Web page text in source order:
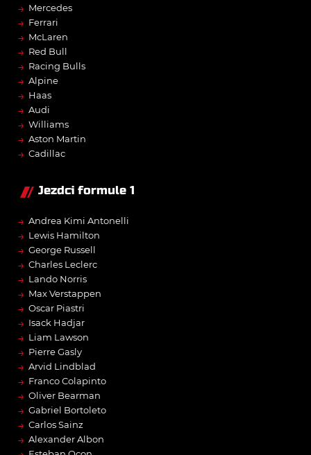
→ Mercedes
→ Ferrari
→ McLaren
→ Red Bull
→ Racing Bulls
→ Alpine
→ Haas
→ Audi
→ Williams
→ Aston Martin
→ Cadillac
Jezdci formule 1
→ Andrea Kimi Antonelli
→ Lewis Hamilton
→ George Russell
→ Charles Leclerc
→ Lando Norris
→ Max Verstappen
→ Oscar Piastri
→ Isack Hadjar
→ Liam Lawson
→ Pierre Gasly
→ Arvid Lindblad
→ Franco Colapinto
→ Oliver Bearman
→ Gabriel Bortoleto
→ Carlos Sainz
→ Alexander Albon